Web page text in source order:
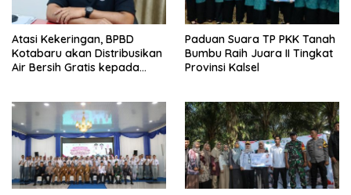
Atasi Kekeringan, BPBD
Kotabaru akan Distribusikan
Air Bersih Gratis kepada
Paduan Suara TP PKK Tanah
Bumbu Raih Juara II Tingkat
Provinsi Kalsel